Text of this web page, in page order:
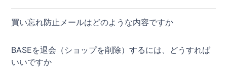
買い忘れ防止メールはどのような内容ですか
BASEを退会（ショップを削除）するには、どうすれば
いいですか